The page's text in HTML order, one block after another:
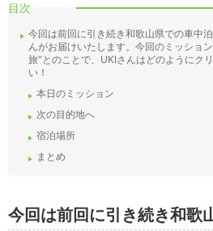
目次
今回は前回に引き続き和歌山県での車中
んがお届けいたします。今回のミッショ
旅”とのことで、UKIさんはどのようにク
い！
本日のミッション
次の目的地へ
宿泊場所
まとめ
今回は前回に引き続き和歌